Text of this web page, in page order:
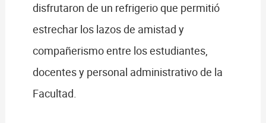
disfrutaron de un refrigerio que permitió
estrechar los lazos de amistad y
compañerismo entre los estudiantes,
docentes y personal administrativo de la
Facultad.